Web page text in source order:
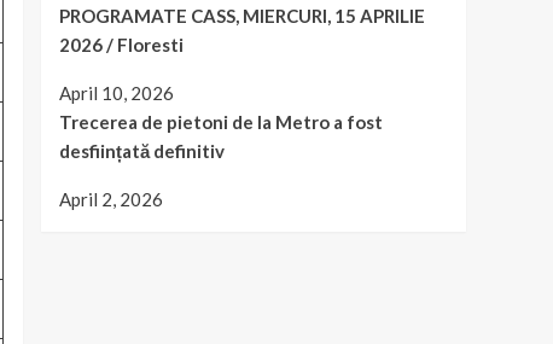
PROGRAMATE CASS, MIERCURI, 15 APRILIE
2026 / Floresti
April 10, 2026
Trecerea de pietoni de la Metro a fost
desființată definitiv
April 2, 2026